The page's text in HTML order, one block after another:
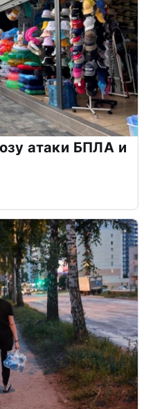
атаки БПЛА и